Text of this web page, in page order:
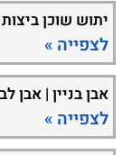
יתוש שוכן
לצפייה »
אבן בניין | אבן
לצפייה »